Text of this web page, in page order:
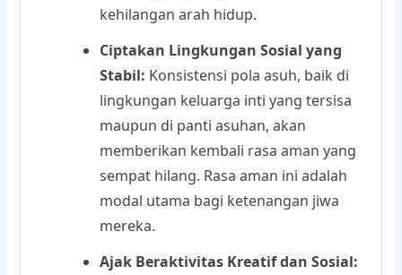
kehilangan arah hidup.
Ciptakan Lingkungan Sosial yang
Stabil: Konsistensi pola asuh, baik di
lingkungan keluarga inti yang tersisa
maupun di panti asuhan, akan
memberikan kembali rasa aman yang
sempat hilang. Rasa aman ini adalah
modal utama bagi ketenangan jiwa
mereka.
Ajak Beraktivitas Kreatif dan Sosial: